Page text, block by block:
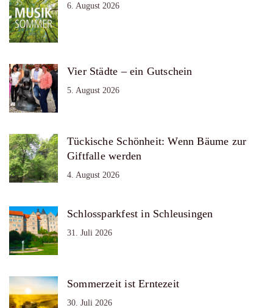
6. August 2026
Vier Städte – ein Gutschein
5. August 2026
Tückische Schönheit: Wenn Bäume zur
Giftfalle werden
4. August 2026
Schlossparkfest in Schleusingen
31. Juli 2026
Sommerzeit ist Erntezeit
30. Juli 2026